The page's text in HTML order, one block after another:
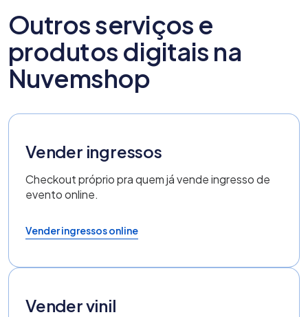
Outros serviços e
produtos digitais na
Nuvemshop
Vender ingressos
Checkout próprio pra quem já vende ingresso de
evento online.
Vender ingressos online
Vender vinil